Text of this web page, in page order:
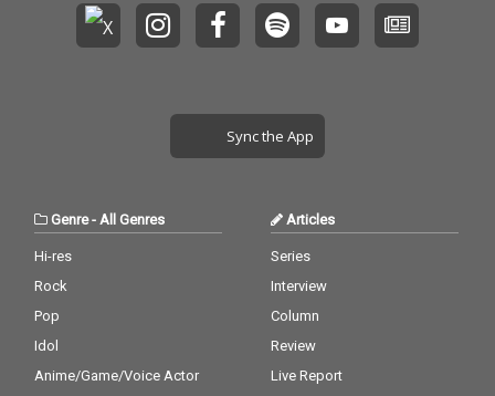
Sync the App
Genre-All Genres
Hi-res
Rock
Pop
Idol
Anime/Game/Voice Actor
Articles
Series
Interview
Column
Review
Live Report